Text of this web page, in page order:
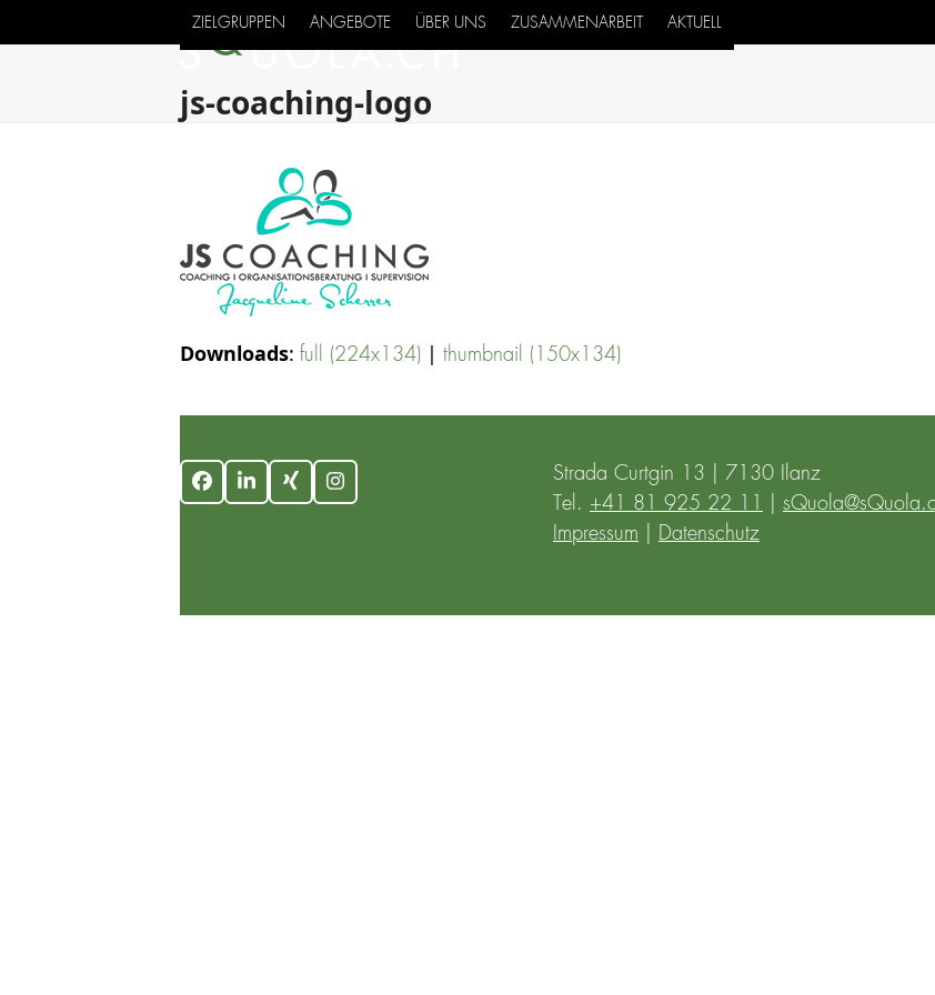
to
ZIELGRUPPEN ANGEBOTE ÜBER UNS ZUSAMMENARBEIT AKTUELL
js-coaching-logo
Downloads: full (224x134) | thumbnail (150x134)
FacebookLinkedInXing Instagram
Strada Curtgin 13 | 7130 Ilanz
Tel. +41 81 925 22 11
Impressum
Datenschutz